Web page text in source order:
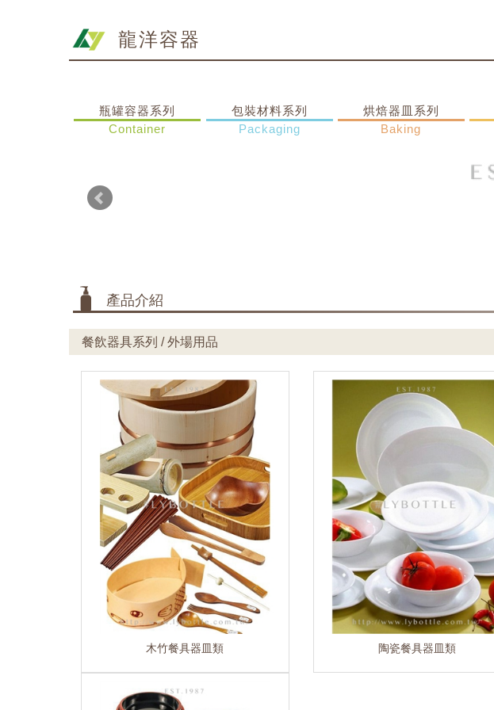
龍洋容器
瓶罐容器系列
Container
包裝材料系列
Packaging
烘焙器皿系列
Baking
產品介紹
餐飲器具系列 / 外場用品
木竹餐具器皿類 陶瓷餐具器皿類